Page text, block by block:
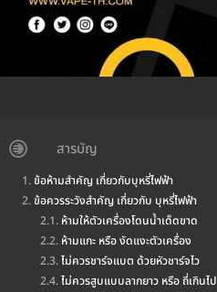
สารบัญ
ข้อห้ามสำคัญ เกี่ยวกับบุหรี่ไฟฟ้า
ข้อควรระวังสำคัญ เกี่ยวกับ บุหรี่ไฟฟ้า
ห้ามให้ตัวเครื่องโดนน้ำเด็ดขาด
ห้ามแกะ หรือ งัดแงะตัวเครื่อง
ไม่ควรชาร์จแบต ด้วยหัวชาร์จไว
ไม่ควรสูบแบบลากยาว หรือ ถี่เกินไป